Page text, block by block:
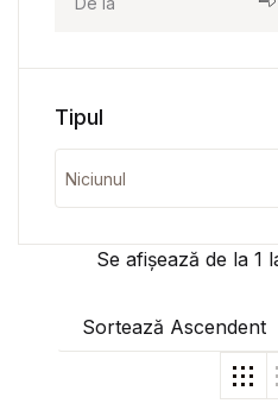
Se afișează de la 1
Sortează Ascendent
Tipul